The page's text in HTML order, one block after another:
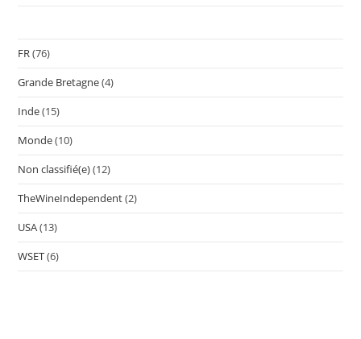
FR(76)
Grande Bretagne(4)
Inde(15)
Monde(10)
Non classifié(e)(12)
TheWineIndependent(2)
USA(13)
WSET(6)